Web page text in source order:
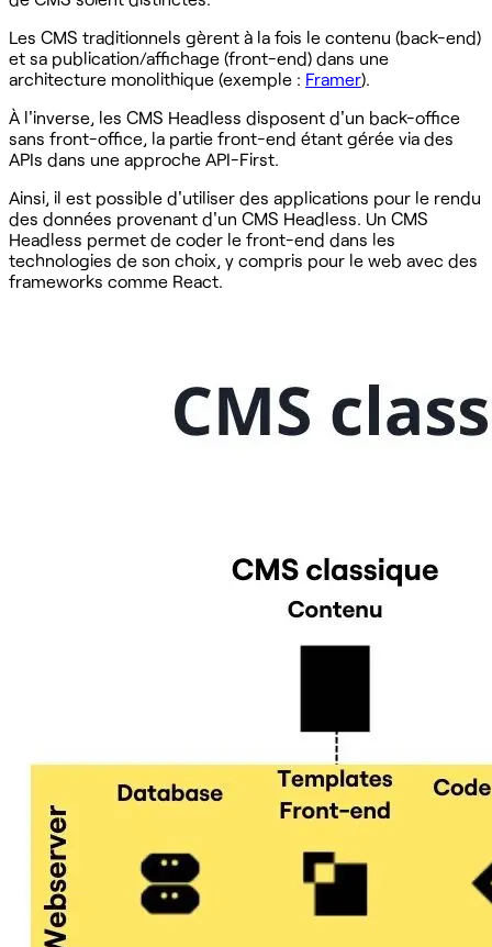
Les CMS traditionnels gèrent à la fois le contenu (back-end)
et sa publication/affichage (front-end) dans une
architecture monolithique (exemple : Framer).
À l'inverse, les CMS Headless disposent d'un back-office
sans front-office, la partie front-end étant gérée via des
APIs dans une approche API-First.
Ainsi, il est possible d'utiliser des applications pour le rendu
des données provenant d'un CMS Headless. Un CMS
Headless permet de coder le front-end dans les
technologies de son choix, y compris pour le web avec des
frameworks comme React.